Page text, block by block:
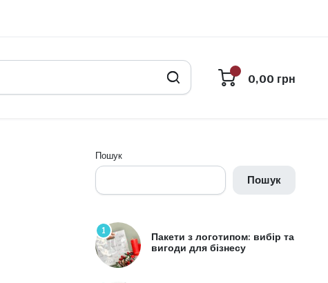
0,00 грн
Пошук
Пошук
1
Пакети з логотипом: вибір та
вигоди для бізнесу